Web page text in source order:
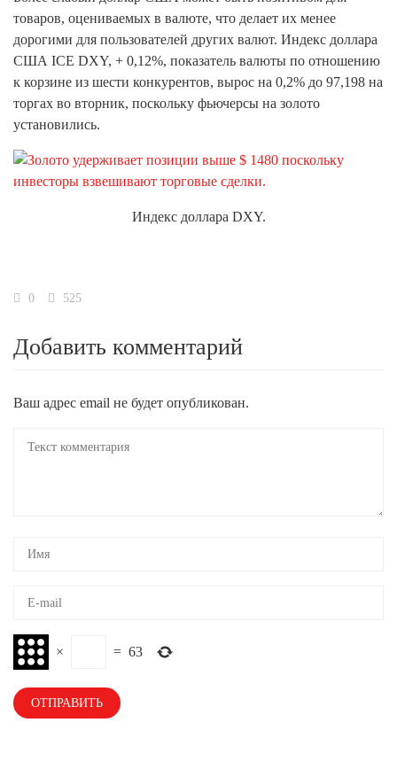
товаров, оцениваемых в валюте, что делает их менее
дорогими для пользователей других валют. Индекс доллара
США ICE DXY, + 0,12%, показатель валюты по отношению
к корзине из шести конкурентов, вырос на 0,2% до 97,198 на
торгах во вторник, поскольку фьючерсы на золото
установились.
Индекс доллара DXY.
0 525
Добавить комментарий
Ваш адрес email не будет опубликован.
× = 63